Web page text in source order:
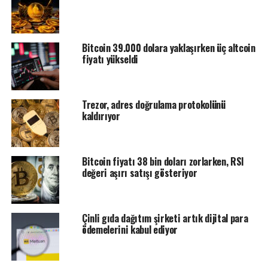
Bitcoin 39.000 dolara yaklaşırken üç altcoin
fiyatı yükseldi
Trezor, adres doğrulama protokolünü
kaldırıyor
Bitcoin fiyatı 38 bin doları zorlarken, RSI
değeri aşırı satışı gösteriyor
Çinli gıda dağıtım şirketi artık dijital para
ödemelerini kabul ediyor